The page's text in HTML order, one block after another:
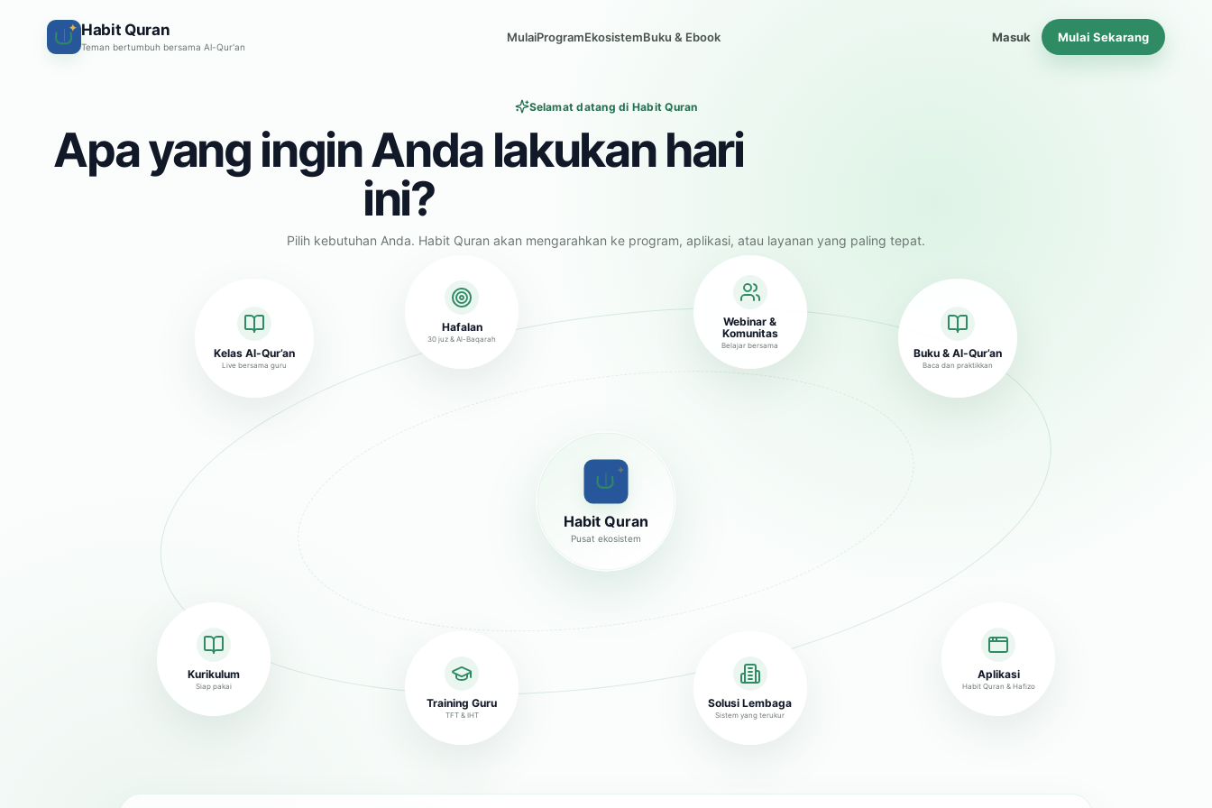
✦ Habit Quran
Teman bertumbuh bersama Al-Qur'an
MulaiProgramEkosistemBuku & Ebook Masuk Mulai Sekarang
Selamat datang di Habit Quran
Apa yang ingin Anda lakukan hari
ini?
Pilih kebutuhan Anda. Habit Quran akan mengarahkan ke program, aplikasi, atau layanan yang paling tepat.
✦
Habit Quran
Pusat ekosistem
Kelas Al-Qur’an
Live bersama guru
Hafalan
30 juz & Al-Baqarah
Buku & Al-Qur’an
Baca dan praktikkan
Training Guru
TFT & IHT
Solusi Lembaga
Sistem yang terukur
Kurikulum
Siap pakai
Aplikasi
Habit Quran & Hafizo
Webinar &
Komunitas
Belajar bersama